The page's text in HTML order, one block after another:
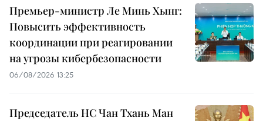
Премьер-министр Ле Минь Хынг:
Повысить эффективность
координации при реагировании
на угрозы кибербезопасности
06/08/2026 13:25
Председатель НС Чан Тхань Ман